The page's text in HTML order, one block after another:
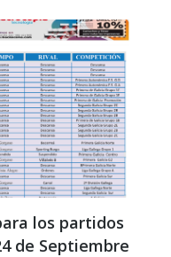
los partidos
de Septiembre